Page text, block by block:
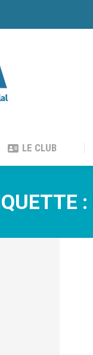
LE CLUB
: